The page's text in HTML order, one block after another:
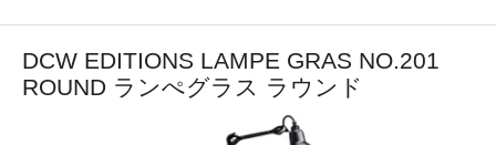
DCW EDITIONS LAMPE GRAS NO.201
ROUND ランぺグラス ラウンド